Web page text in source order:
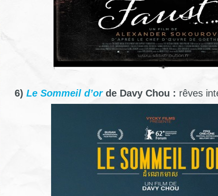
6) Le Sommeil d’orde Davy Chou : rêves